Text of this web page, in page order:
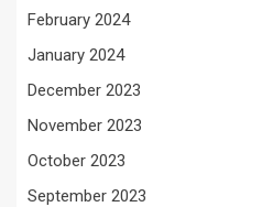
February 2024
January 2024
December 2023
November 2023
October 2023
September 2023